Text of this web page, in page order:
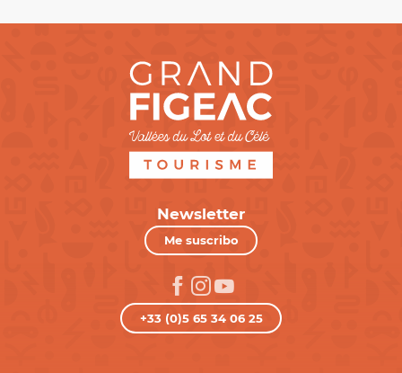
Newsletter
Me suscribo
+33 (0)5 65 34 06 25